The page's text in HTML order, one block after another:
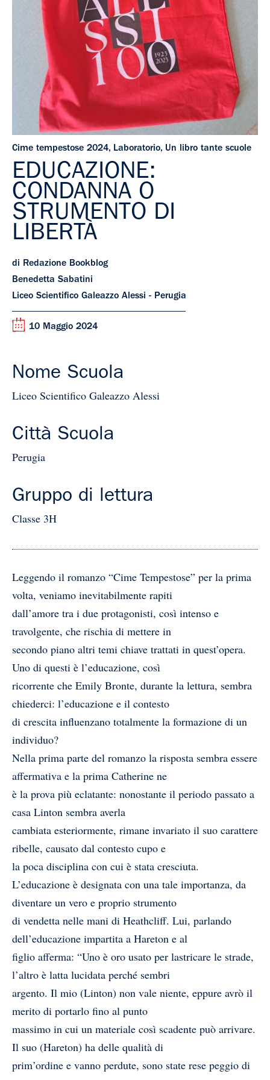
Cime tempestose 2024, Laboratorio, Un libro tante scuole
EDUCAZIONE:
CONDANNA O
STRUMENTO DI
LIBERTÀ
di Redazione Bookblog
Benedetta Sabatini
Liceo Scientifico Galeazzo Alessi - Perugia
10 Maggio 2024
Nome Scuola
Liceo Scientifico Galeazzo Alessi
Città Scuola
Perugia
Gruppo di lettura
Classe 3H
Leggendo il romanzo “Cime Tempestose” per la prima
volta, veniamo inevitabilmente rapiti
dall’amore tra i due protagonisti, così intenso e
travolgente, che rischia di mettere in
secondo piano altri temi chiave trattati in quest’opera.
Uno di questi è l’educazione, così
ricorrente che Emily Bronte, durante la lettura, sembra
chiederci: l’educazione e il contesto
di crescita influenzano totalmente la formazione di un
individuo?
Nella prima parte del romanzo la risposta sembra essere
affermativa e la prima Catherine ne
è la prova più eclatante: nonostante il periodo passato a
casa Linton sembra averla
cambiata esteriormente, rimane invariato il suo carattere
ribelle, causato dal contesto cupo e
la poca disciplina con cui è stata cresciuta.
L’educazione è designata con una tale importanza, da
diventare un vero e proprio strumento
di vendetta nelle mani di Heathcliff. Lui, parlando
dell’educazione impartita a Hareton e al
figlio afferma: “Uno è oro usato per lastricare le strade,
l’altro è latta lucidata perché sembri
argento. Il mio (Linton) non vale niente, eppure avrò il
merito di portarlo fino al punto
massimo in cui un materiale così scadente può arrivare.
Il suo (Hareton) ha delle qualità di
prim’ordine e vanno perdute, sono state rese peggio di